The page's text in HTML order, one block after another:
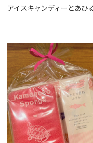
アイスキャンディーとあひ